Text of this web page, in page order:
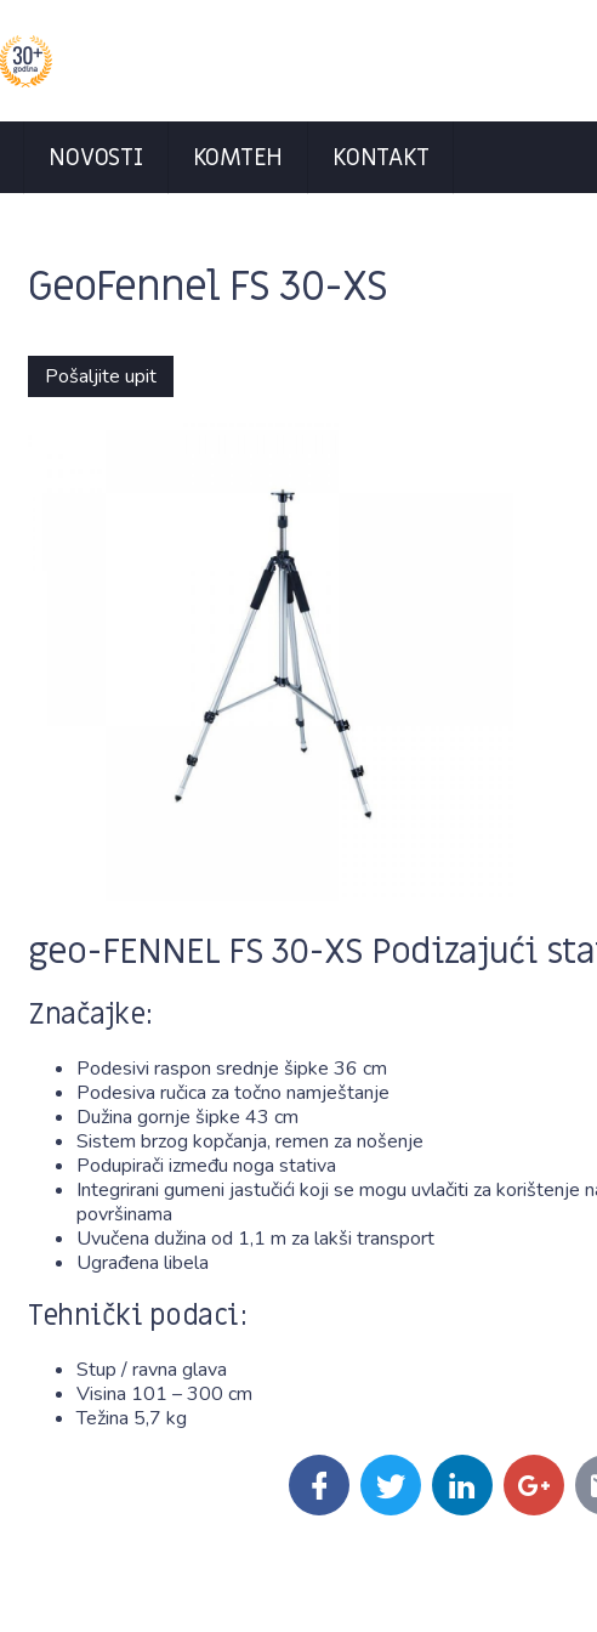
NOVOSTI KOMTEH KONTAKT
GeoFennel FS 30-XS
Pošaljite upit
geo-FENNEL FS 30-XS Podizajući
Značajke:
Podesivi raspon srednje šipke 36 cm
Podesiva ručica za točno namještanje
Dužina gornje šipke 43 cm
Sistem brzog kopčanja, remen za nošenje
Podupirači između noga stativa
Integrirani gumeni jastučići koji se mogu uvlačiti za korištenje
površinama
Uvučena dužina od 1,1 m za lakši transport
Ugrađena libela
Tehnički podaci:
Stup / ravna glava
Visina 101 – 300 cm
Težina 5,7 kg